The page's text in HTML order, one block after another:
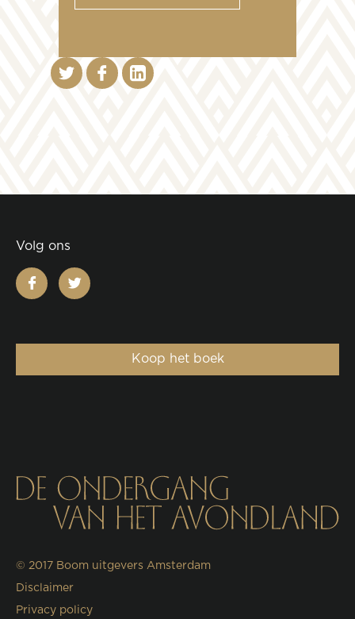
Volg ons
facebooktwitter
Koop het boek
© 2017 Boom uitgevers Amsterdam
Disclaimer
Privacy policy